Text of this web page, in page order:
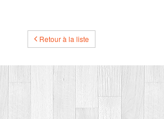
Retour à la liste